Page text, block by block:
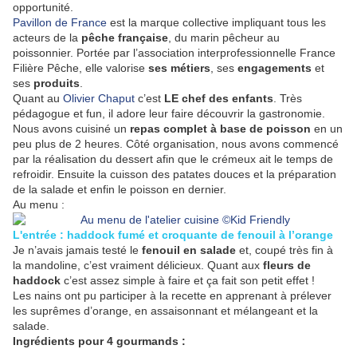
opportunité.
Pavillon de France est la marque collective impliquant tous les
acteurs de la pêche française , du marin pêcheur au
poissonnier. Portée par l’association interprofessionnelle France
Filière Pêche, elle valorise ses métiers , ses engagements et
ses produits
Quant au Olivier Chaput c’est LE chef des enfants . Très
pédagogue et fun, il adore leur faire découvrir la gastronomie.
Nous avons cuisiné un repas complet à base de poisson en un
peu plus de 2 heures. Côté organisation, nous avons commencé
par la réalisation du dessert afin que le crémeux ait le temps de
refroidir. Ensuite la cuisson des patates douces et la préparation
de la salade et enfin le poisson en dernier.
Au menu :
L'entrée : haddock fumé et croquante de fenouil à l’orange
Je n’avais jamais testé le fenouil en salade et, coupé très fin à
la mandoline, c’est vraiment délicieux. Quant aux fleurs de
haddock c’est assez simple à faire et ça fait son petit effet !
Les nains ont pu participer à la recette en apprenant à prélever
les suprêmes d’orange, en assaisonnant et mélangeant et la
salade.
Ingrédients pour 4 gourmands :